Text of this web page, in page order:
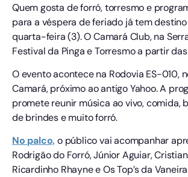
Quem gosta de forró, torresmo e
para a véspera de feriado já tem
quarta-feira (3). O Camará Club, na
Festival da Pinga e Torresmo a partir
O evento acontece na Rodovia ES-010,
Camará, próximo ao antigo Yahoo. A
promete reunir música ao vivo, comida,
de brindes e muito forró.
No palco, o público vai acompanhar
Rodrigão do Forró, Júnior Aguiar,
Ricardinho Rhayne e Os Top’s da